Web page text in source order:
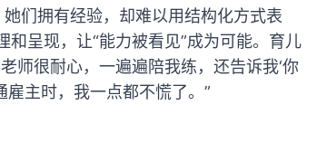
们拥有经验，却难以用结构化方式表
呈现，让“能力被看见”成为可能。育儿
师很耐心，一遍遍陪我练，还告诉我‘你
主时，我一点都不慌了。”